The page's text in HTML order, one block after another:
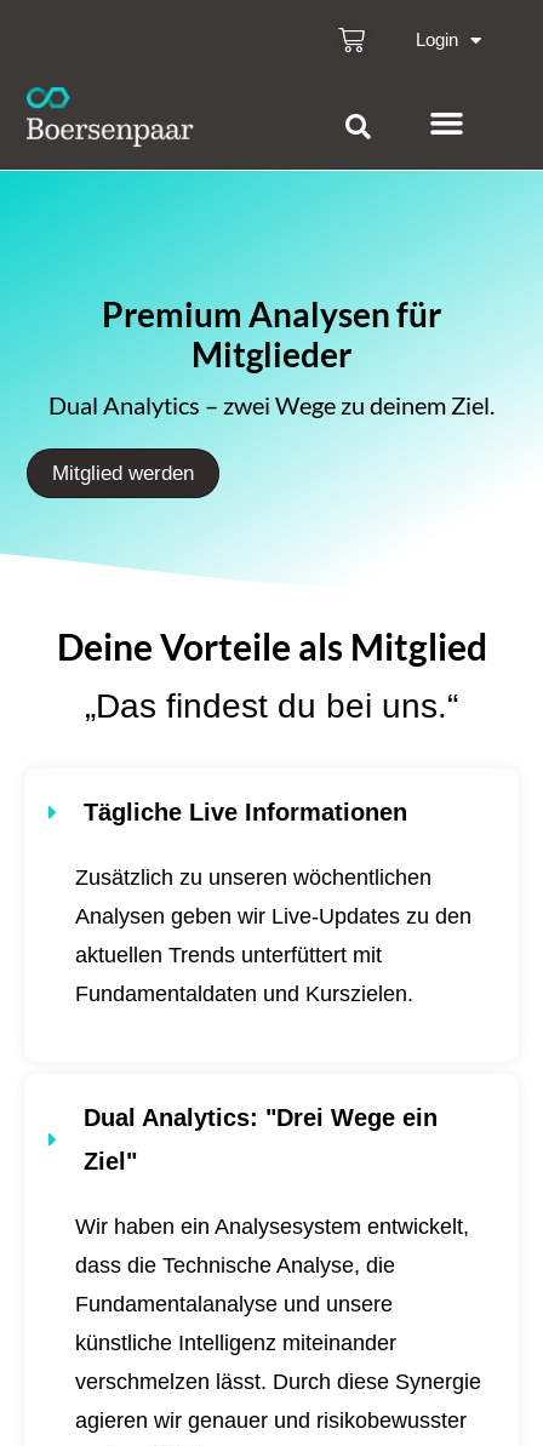
Login
Premium Analysen für
Mitglieder
Dual Analytics – zwei Wege zu deinem Ziel.
Mitglied werden
Deine Vorteile als Mitglied
„Das findest du bei uns.“
Tägliche Live Informationen
Zusätzlich zu unseren wöchentlichen
Analysen geben wir Live-Updates zu den
aktuellen Trends unterfüttert mit
Fundamentaldaten und Kurszielen.
Dual Analytics: "Drei Wege ein
Ziel"
Wir haben ein Analysesystem entwickelt,
dass die Technische Analyse, die
Fundamentalanalyse und unsere
künstliche Intelligenz miteinander
verschmelzen lässt. Durch diese Synergie
agieren wir genauer und risikobewusster